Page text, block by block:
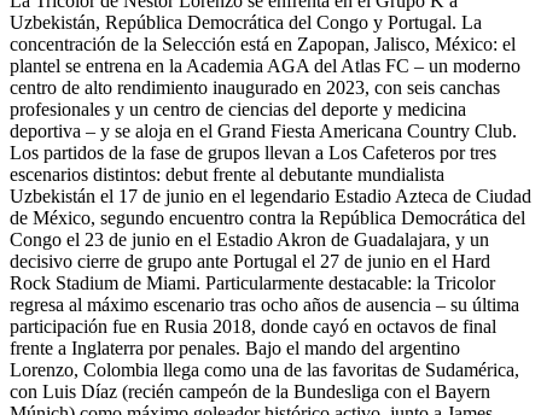
Uzbekistán, República Democrática del Congo y Portugal. La
concentración de la Selección está en Zapopan, Jalisco, México: el
plantel se entrena en la Academia AGA del Atlas FC – un moderno
centro de alto rendimiento inaugurado en 2023, con seis canchas
profesionales y un centro de ciencias del deporte y medicina
deportiva – y se aloja en el Grand Fiesta Americana Country Club.
Los partidos de la fase de grupos llevan a Los Cafeteros por tres
escenarios distintos: debut frente al debutante mundialista
Uzbekistán el 17 de junio en el legendario Estadio Azteca de Ciudad
de México, segundo encuentro contra la República Democrática del
Congo el 23 de junio en el Estadio Akron de Guadalajara, y un
decisivo cierre de grupo ante Portugal el 27 de junio en el Hard
Rock Stadium de Miami. Particularmente destacable: la Tricolor
regresa al máximo escenario tras ocho años de ausencia – su última
participación fue en Rusia 2018, donde cayó en octavos de final
frente a Inglaterra por penales. Bajo el mando del argentino
Lorenzo, Colombia llega como una de las favoritas de Sudamérica,
con Luis Díaz (recién campeón de la Bundesliga con el Bayern